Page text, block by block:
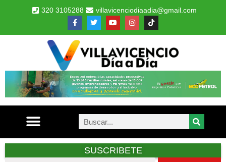
320 3105288 villavicenciodiaadia@gmail.com
SUSCRIBETE